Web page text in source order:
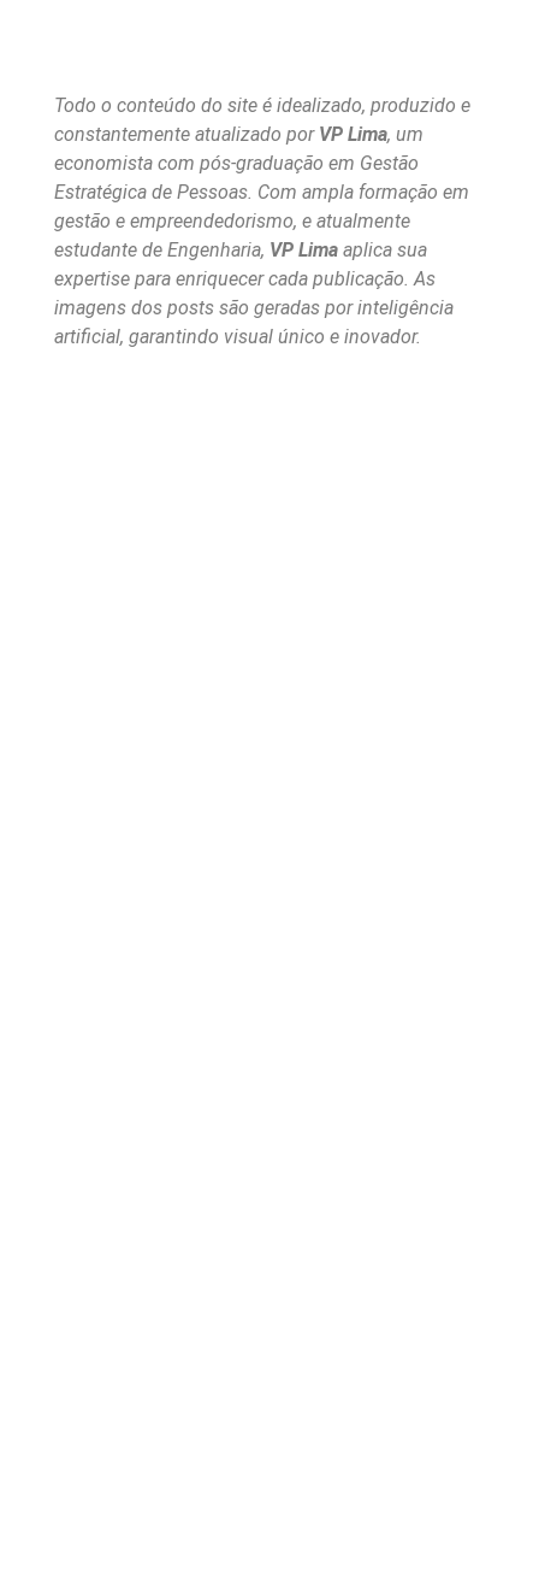
Todo o conteúdo do site é idealizado, produzido e
constantemente atualizado por VP Lima, um
economista com pós-graduação em Gestão
Estratégica de Pessoas. Com ampla formação em
gestão e empreendedorismo, e atualmente
estudante de Engenharia, VP Lima aplica sua
expertise para enriquecer cada publicação. As
imagens dos posts são geradas por inteligência
artificial, garantindo visual único e inovador.